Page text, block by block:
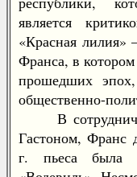
является
«Красная лилия»
Франса, в
прошедших эпох,
общественно-
В
Гастоном, Франс
г. пьеса была